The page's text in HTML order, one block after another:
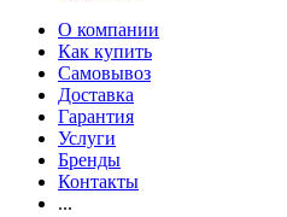
О компании
Как купить
Самовывоз
Доставка
Гарантия
Услуги
Бренды
Контакты
...